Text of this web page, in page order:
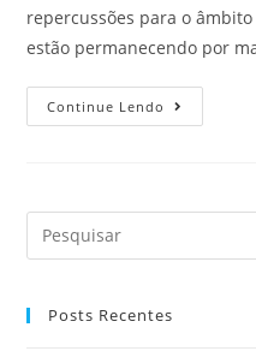
repercussões para o
estão permanecendo por
Continue Lendo
Posts Recentes